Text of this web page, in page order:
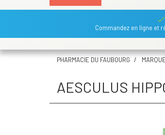
Commandez en ligne et
PHARMACIE DU FAUBOURG MARQUE
AESCULUS